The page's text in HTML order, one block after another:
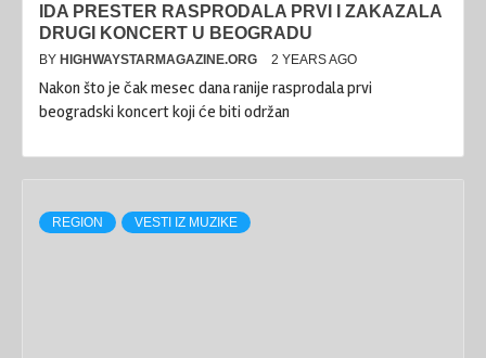
IDA PRESTER RASPRODALA PRVI I ZAKAZALA
DRUGI KONCERT U BEOGRADU
BY HIGHWAYSTARMAGAZINE.ORG 2 YEARS AGO
Nakon što je čak mesec dana ranije rasprodala prvi
beogradski koncert koji će biti održan
REGION VESTI IZ MUZIKE